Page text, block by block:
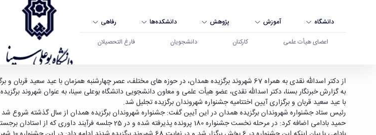
دانشگاه آموزش پژوهش دانشکده‌ها رفاهی
اعضای هیأت علمی کارکنان دانشجویان فارغ التحصیلان
دکتر اسدالله نقدی به عنوان شهروند برگزیده معرفی شد - دانشگاه بوعلی سینا همدان
از دکتر اسدالله نقدی به همراه 67 شهروند برگزیده همدان، در حوزه های مختلف، عصر چهارشنبه همزمان با عید سعید قربان و برگزاری آیین اختتامیه جشنواره شهروندان برگزیده تجلیل شد.
با عید سعید قربان و برگزاری آیین اختتامیه جشنواره شهروندان برگزیده تجلیل شد.
رئیس ستاد جشنواره شهروندان برگزیده همدان در این آیین گفت: جشنواره شهروندان برگزیده همدان از سال گذشته شروع
حمید بادامی اضافه کرد: در مرحله نخست جشنواره 180 پرونده پذیرفته شده و در 25 جلسه فرآیند داوری که از استادان برجسته دانشگاهی و برخی از اعضای شورای اسلامی شهر همدان بودند، مورد بررسی قرار گرفتند.